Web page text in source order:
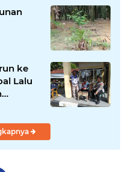
ke
Lalu